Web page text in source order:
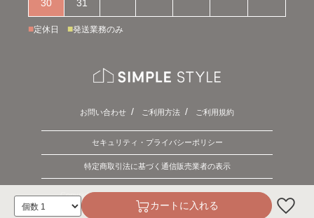
カートに入れる
30 31
■定休日 ■発送業務のみ
お問い合わせ ご利用方法 ご利用規約
セキュリティ・プライバシーポリシー
特定商取引法に基づく通信販売業者の表示
Copyright © 2026 SIMPLE STYLE. ALL Rights Reserved.